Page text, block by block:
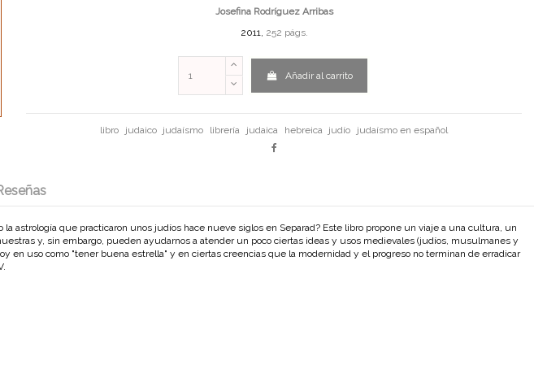
Josefina Rodríguez Arribas
2011,
252 págs.
Añadir al carrito
libro judaico judaísmo librería judaica hebreica judío judaísmo en español
astrología que practicaron unos judíos hace nueve siglos en Separad? Este libro propone un viaje a una cultura, un
y, sin embargo, pueden ayudarnos a atender un poco ciertas ideas y usos medievales (judíos, musulmanes y
en uso como "tener buena estrella" y en ciertas creencias que la modernidad y el progreso no terminan de erradicar